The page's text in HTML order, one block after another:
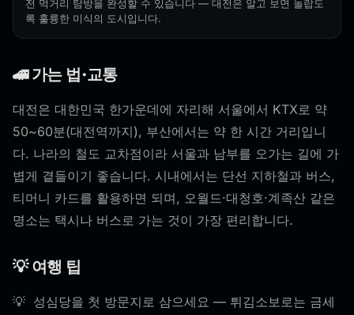
전 먹거리 탐방을 완성할 수 있습니다 — 대전은 알고 보면 놀랍도
록 훌륭한 미식의 도시입니다.
🚄 가는 법·교통
대전은 대한민국 한가운데에 자리해 서울에서 KTX로 약
50~60분(대전역까지), 부산에서는 약 한 시간 거리입니
다. 나라의 철도 교차점이라 서울과 남부를 오가는 길에 가
볍게 곁들이기 좋습니다. 시내에서는 단선 지하철과 버스,
티머니 카드를 활용하면 되며, 오월드·대청호·계족산 같은
명소는 택시나 버스로 가는 것이 가장 편리합니다.
💡 여행 팁
성심당을 첫 방문지로 삼으세요 — 튀김소보로는 금세